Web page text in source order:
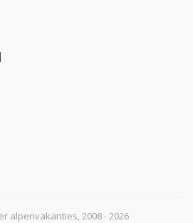
alpenvakanties, 2008 - 2026